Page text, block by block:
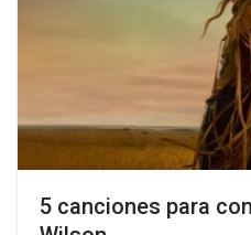
5 canciones para